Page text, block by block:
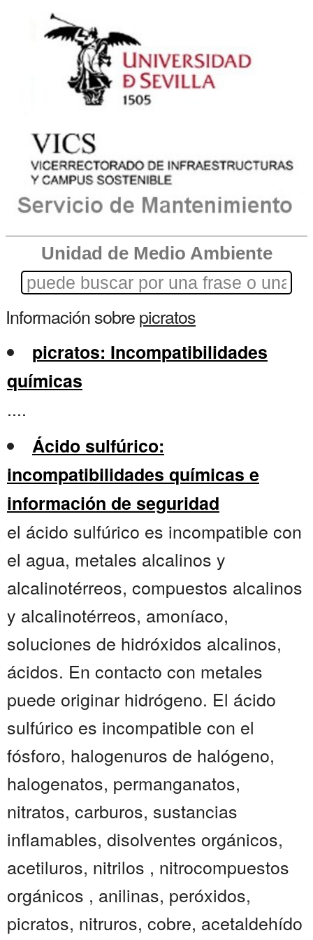
Unidad de Medio Ambiente
Información sobrepicratos
picratos: Incompatibilidades
químicas
....
Ácido sulfúrico:
incompatibilidades químicas e
información de seguridad
el ácido sulfúrico es incompatible con
el agua, metales alcalinos y
alcalinotérreos, compuestos alcalinos
y alcalinotérreos, amoníaco,
soluciones de hidróxidos alcalinos,
ácidos. En contacto con metales
puede originar hidrógeno. El ácido
sulfúrico es incompatible con el
fósforo, halogenuros de halógeno,
halogenatos, permanganatos,
nitratos, carburos, sustancias
inflamables, disolventes orgánicos,
acetiluros, nitrilos , nitrocompuestos
orgánicos , anilinas, peróxidos,
picratos, nitruros, cobre, acetaldehído